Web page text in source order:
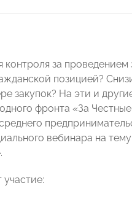
контроля за
позицией?
закупок? На эти и
фронта «За
вебинара на тему:
.